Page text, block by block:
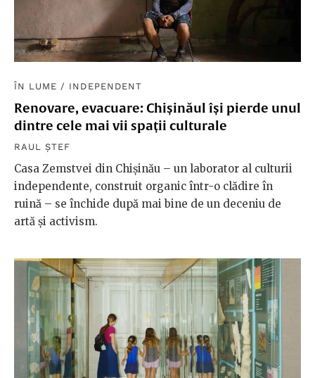
ÎN LUME / INDEPENDENT
Renovare, evacuare: Chișinăul își pierde unul
dintre cele mai vii spații culturale
RAUL ȘTEF
Casa Zemstvei din Chișinău – un laborator al culturii
independente, construit organic într-o clădire în
ruină – se închide după mai bine de un deceniu de
artă și activism.